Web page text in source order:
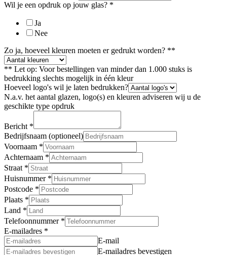
Wil je een opdruk op jouw glas? *
Ja
Nee
Zo ja, hoeveel kleuren moeten er gedrukt worden? **
** Let op: Voor bestellingen van minder dan 1.000 stuks is
bedrukking slechts mogelijk in één kleur
Hoeveel logo's wil je laten bedrukken?
N.a.v. het aantal glazen, logo(s) en kleuren adviseren wij u de
geschikte type opdruk
Bericht *
Bedrijfsnaam (optioneel)
Voornaam *
Achternaam *
Straat *
Huisnummer *
Postcode *
Plaats *
Land *
Telefoonnummer *
E-mailadres *
E-mail
E-mailadres bevestigen